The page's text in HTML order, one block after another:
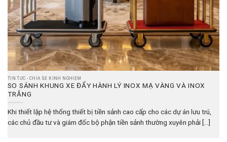
TIN TỨC - CHIA SẺ KINH NGHIỆM
SO SÁNH KHUNG XE ĐẨY HÀNH LÝ INOX MẠ VÀNG VÀ INOX
TRẮNG
Khi thiết lập hệ thống thiết bị tiền sảnh cao cấp cho các dự án lưu trú,
các chủ đầu tư và giám đốc bộ phận tiền sảnh thường xuyên phải [...]